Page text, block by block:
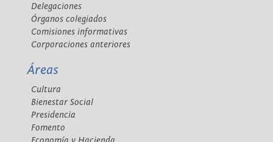
Delegaciones
Órganos colegiados
Comisiones informativas
Corporaciones anteriores
Áreas
Cultura
Bienestar Social
Presidencia
Fomento